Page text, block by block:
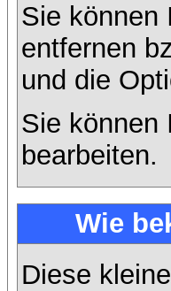
Sie können
entfernen
und die
Sie können
bearbeiten.
Wie
Diese